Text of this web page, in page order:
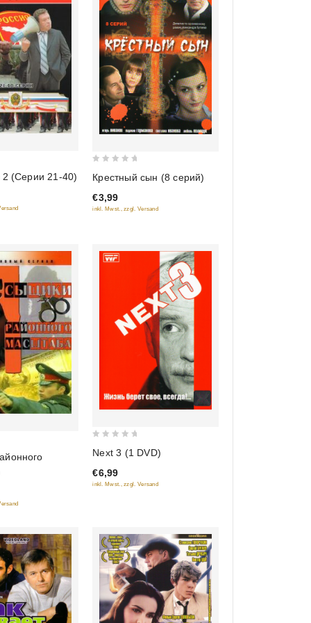
2 (Серии 21-40)
out
of
5
Крестный сын (8 серий)
€3,99
inkl. Mwst., zzgl. Versand
of
5
Next 3 (1 DVD)
€6,99
inkl. Mwst., zzgl. Versand